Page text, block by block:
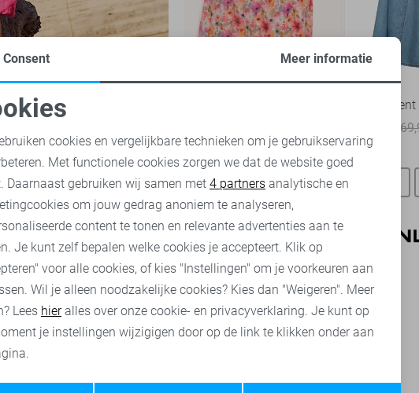
tops LolaLiza t-shirts Jacqueline de Yong t-shirts Only t-shirts
cookies
cookies Marketing cookies
Terug Opslaan
Consent Meer informatie
cookies en vergelijkbare technieken om je gebruikservaring
Met functionele cookies zorgen we dat de website goed
Daarnaast gebruiken wij samen met 4 partners analytische en
om jouw gedrag anoniem te analyseren,
content te tonen en relevante advertenties aan te
Je kunt zelf bepalen welke cookies je accepteert. Klik op
voor alle cookies, of kies "Instellingen" om je voorkeuren aan
Wil je alleen noodzakelijke cookies? Kies dan "Weigeren". Meer
Lees hieralles over onze cookie- en privacyverklaring. Je kunt op
je instellingen wijzigigen door op de link te klikken onder aan